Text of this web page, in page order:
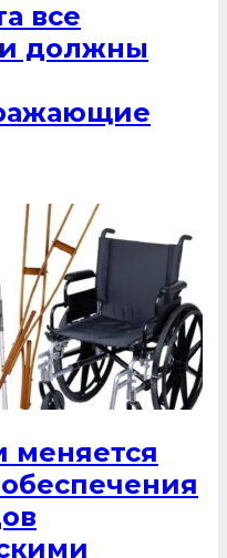
все
должны
меняется